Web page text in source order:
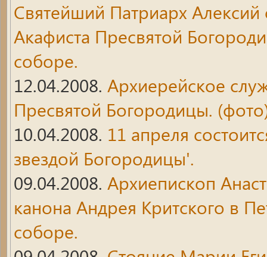
Святейший Патриарх
Акафиста Пресвятой
соборе.
12.04.2008. Архиерейское
Пресвятой Богородицы.
10.04.2008. 11 апреля
звездой Богородицы'.
09.04.2008. Архиепископ
канона Андрея Критского в
соборе.